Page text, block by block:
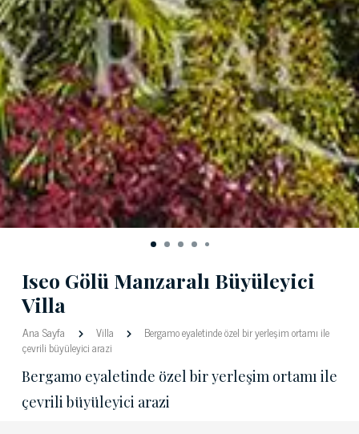
Iseo Gölü Manzaralı Büyüleyici
Villa
Ana Sayfa Villa
Bergamo eyaletinde özel bir yerleşim ortamı ile
çevrili büyüleyici arazi
Bergamo eyaletinde özel bir yerleşim ortamı ile
çevrili büyüleyici arazi